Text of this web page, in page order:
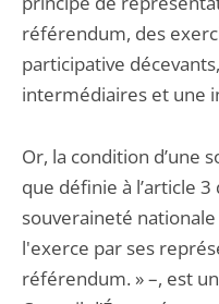
référendum, des
participative
intermédiaires et une
Or, la condition d’une
que définie à l’article
souveraineté
l'exerce par ses
référendum. » –, est